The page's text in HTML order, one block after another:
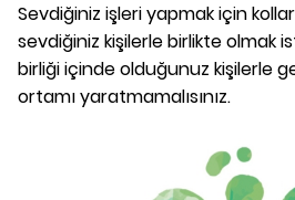
Sevdiğiniz işleri yapmak için
sevdiğiniz kişilerle birlikte olmak
birliği içinde olduğunuz kişilerle
ortamı yaratmamalısınız.